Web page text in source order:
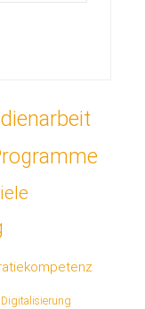
Digitalisierung